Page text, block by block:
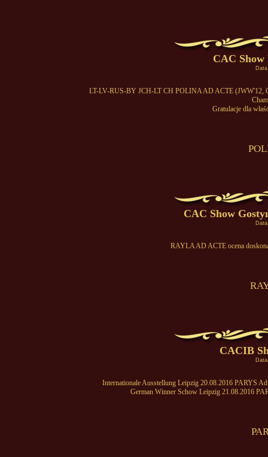
CAC Show
LT-LV-RUS-BY JCH-LT CH POLINA AD ACTE (JWW'12,
Gratulacje dla
CAC Show
RAYLA AD ACTE ocena
CACIB
Internationale Ausstellung Leipzig 20.08.2016 PARYS
German Winner Schow Leipzig 21.08.2016